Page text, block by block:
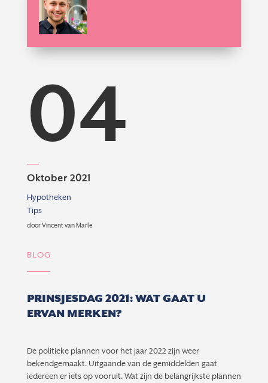
04
Oktober 2021
Hypotheken
Tips
doorVincent van Marle
BLOG
PRINSJESDAG 2021: WAT GAAT U
ERVAN MERKEN?
De politieke plannen voor het jaar 2022 zijn weer
bekendgemaakt. Uitgaande van de gemiddelden gaat
iedereen er iets op vooruit. Wat zijn de belangrijkste plannen